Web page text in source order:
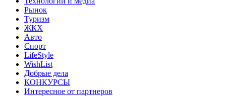
Рынок
Туризм
ЖКХ
Авто
Спорт
LifeStyle
WishList
Добрые дела
КОНКУРСЫ
Интересное от партнеров